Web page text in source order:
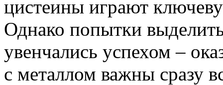
цистеины играют
Однако попытки
увенчались успехом –
с металлом важны сразу